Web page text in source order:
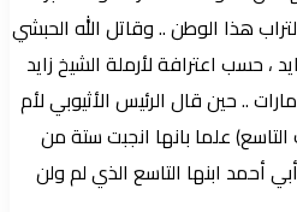
هذا الوطن .. وقاتل الله الحبشي
، حسب اعترافة لأرملة الشيخ زايد
.. حين قال الرئيس الأثيوبي لأم
التاسع) علما بانها انجبت ستة من
أبي أحمد ابنها التاسع الذي لم ولن